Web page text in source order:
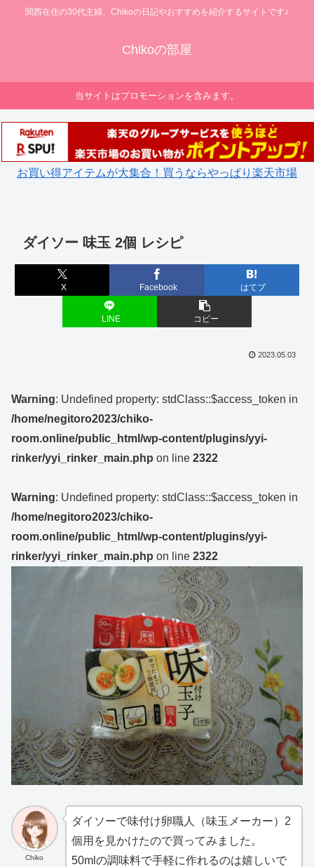
関西在住の30代主婦、Chikoの日記やおすすめを紹介するサイトです♪
Chikoの部屋
当サイトはプロモーションを含みます。
お買い得アイテムが大集合！買うならやっぱり楽天市場
ダイソー 味玉 2個 レシピ
X Facebook はてブ
LINE コピー
2023.05.03
Warning: Undefined property: stdClass::$access_token in
/home/negitoro2023/chiko-
room.online/public_html/wp-content/plugins/yyi-
rinker/yyi_rinker_main.php on line 2322
Warning: Undefined property: stdClass::$access_token in
/home/negitoro2023/chiko-
room.online/public_html/wp-content/plugins/yyi-
rinker/yyi_rinker_main.php on line 2322
Chiko
ダイソーで味付け卵職人（味玉メーカー）2
個用を見かけたので買ってみました。
50mlの調味料で手軽に作れるのは嬉しいで